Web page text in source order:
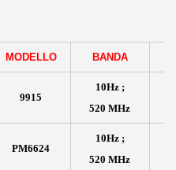
MODELLO BANDA
9915
10Hz ;
520 MHz
PM6624
10Hz ;
520 MHz